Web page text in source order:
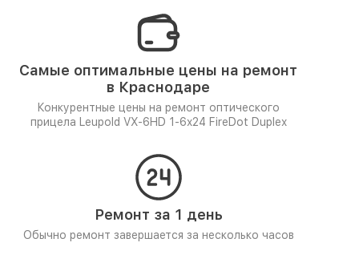
Самые оптимальные цены на ремонт
в Краснодаре
Конкурентные цены на ремонт оптического
прицела Leupold VX-6HD 1-6x24 FireDot Duplex
Ремонт за 1 день
Обычно ремонт завершается за несколько часов